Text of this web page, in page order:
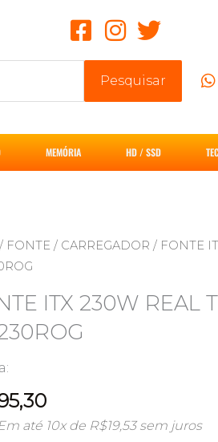
Pesquisar
MEMÓRIA HD / SSD
/ FONTE / CARREGADOR / FONTE
ITX 230W REAL
até 10x de R$19,53sem juros